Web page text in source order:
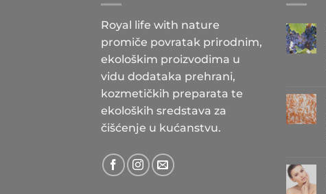
Royal life with nature
promiče povratak prirodnim,
ekološkim proizvodima u
vidu dodataka prehrani,
kozmetičkih preparata te
ekoloških sredstava za
čišćenje u kućanstvu.